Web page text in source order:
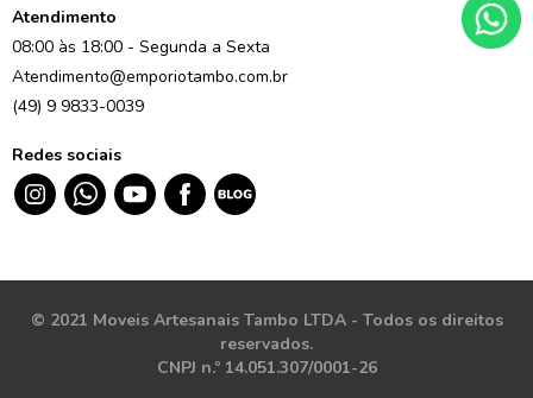
Atendimento
08:00 às 18:00 - Segunda a Sexta
Atendimento@emporiotambo.com.br
(49) 9 9833-0039
Redes sociais
© 2021 Moveis Artesanais Tambo LTDA - Todos os direitos
reservados.
CNPJ n.º 14.051.307/0001-26